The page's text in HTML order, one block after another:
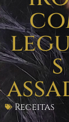
s
Receitas